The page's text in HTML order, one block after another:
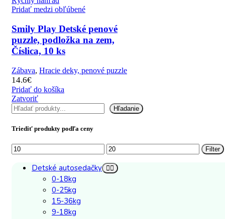
Zatvoriť
Hľadať
Hľadanie
Triediť produkty podľa ceny
Minimálna
cena
Maximálna
cena
Filter
Detské autosedačky
0-18kg
0-25kg
15-36kg
9-18kg
Pridať medzi obľúbené
Smily Play Detské penové
puzzle, podložka na zem,
Číslica, 10 ks
Zábava, Hracie deky, penové puzzle
14.6€
Pridať do košíka